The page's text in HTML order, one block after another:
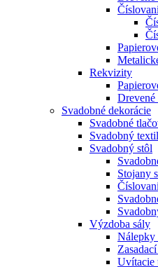
Rekvizity
Svadobné dekorácie
Svadobné
Svadobný textil
Svadobný stôl
Stojany
Výzdoba sály
Nálepky
Uvítacie